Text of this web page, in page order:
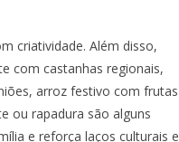
criatividade. Além disso,
com castanhas regionais,
arroz festivo com frutas
ou rapadura são alguns
e reforça laços culturais e